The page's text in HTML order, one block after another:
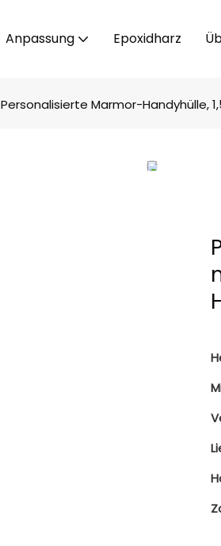
Anpassung Epoxidharz
Personalisierte Marmor-Handyhülle,